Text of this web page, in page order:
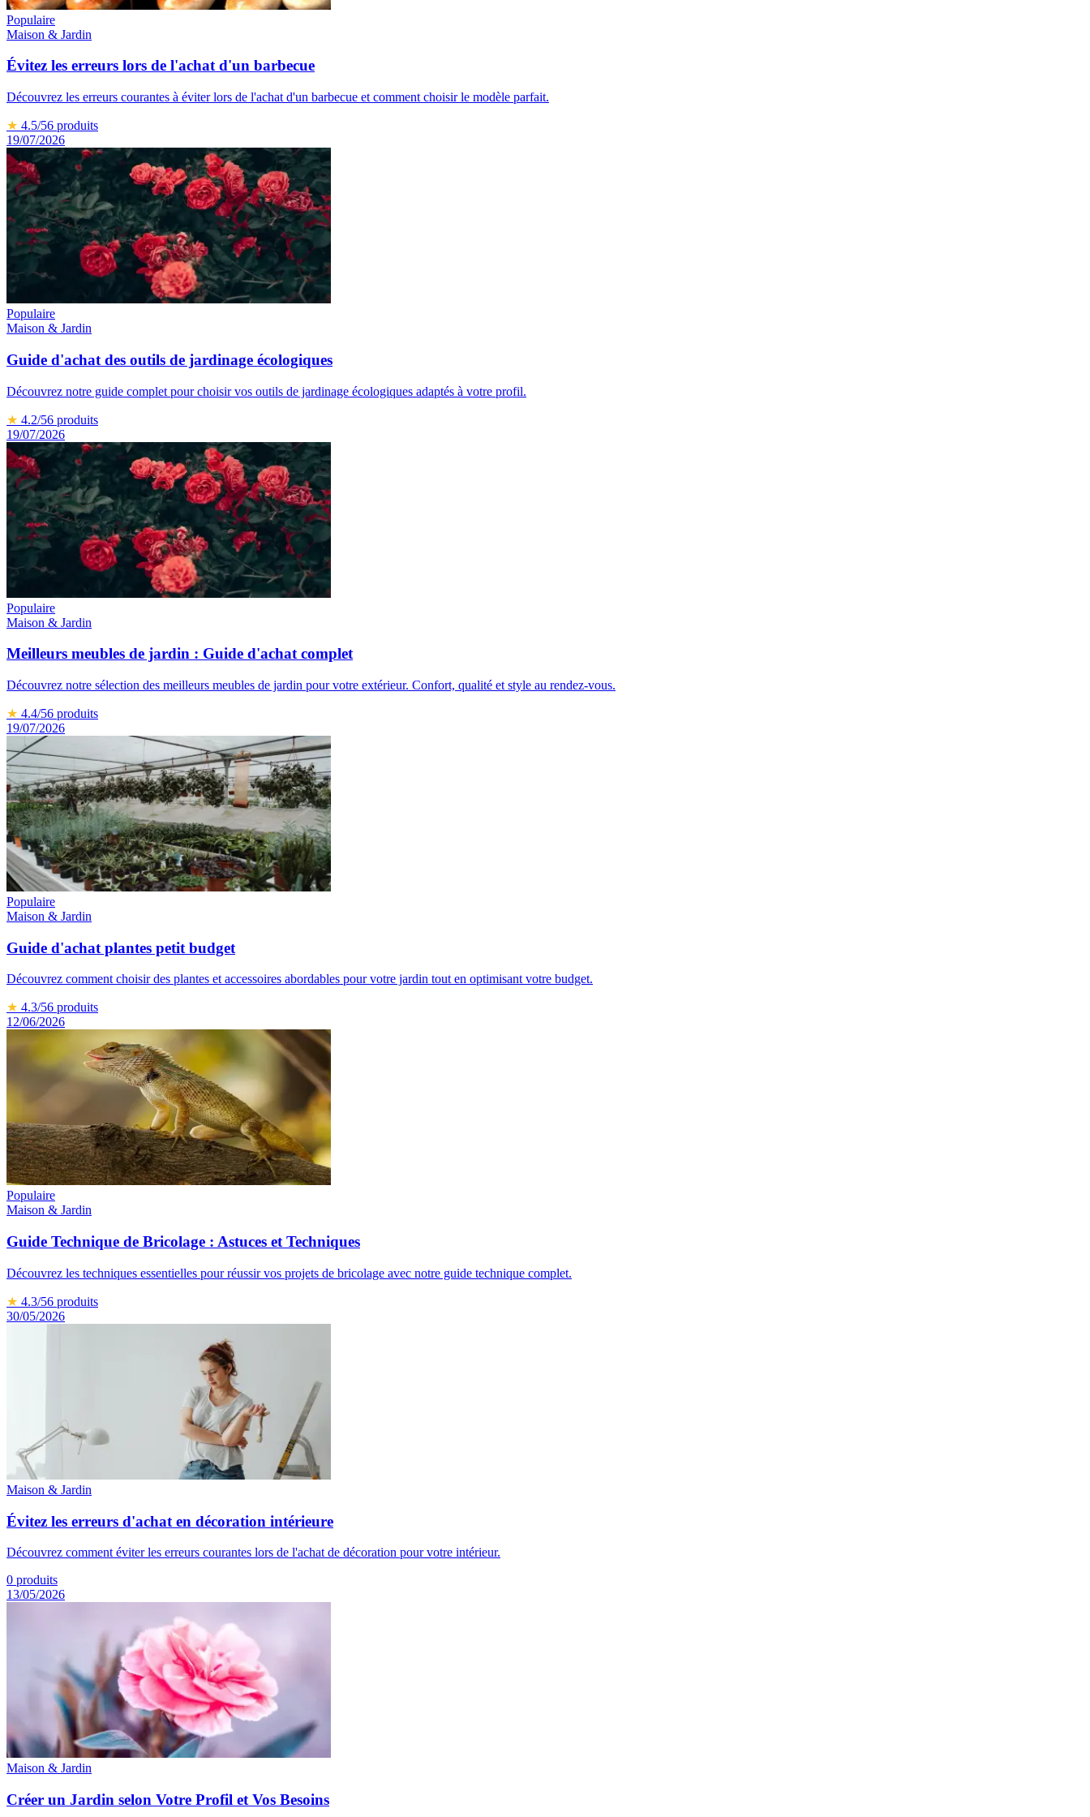
Populaire
Maison & Jardin
Évitez les erreurs lors de l'achat d'un barbecue
Découvrez les erreurs courantes à éviter lors de l'achat d'un barbecue et comment choisir le modèle parfait.
★ 4.5/56 produits
19/07/2026
Populaire
Maison & Jardin
Guide d'achat des outils de jardinage écologiques
Découvrez notre guide complet pour choisir vos outils de jardinage écologiques adaptés à votre profil.
★ 4.2/56 produits
19/07/2026
Populaire
Maison & Jardin
Meilleurs meubles de jardin : Guide d'achat complet
Découvrez notre sélection des meilleurs meubles de jardin pour votre extérieur. Confort, qualité et style au rendez-vous.
★ 4.4/56 produits
19/07/2026
Populaire
Maison & Jardin
Guide d'achat plantes petit budget
Découvrez comment choisir des plantes et accessoires abordables pour votre jardin tout en optimisant votre budget.
★ 4.3/56 produits
12/06/2026
Populaire
Maison & Jardin
Guide Technique de Bricolage : Astuces et Techniques
Découvrez les techniques essentielles pour réussir vos projets de bricolage avec notre guide technique complet.
★ 4.3/56 produits
30/05/2026
Maison & Jardin
Évitez les erreurs d'achat en décoration intérieure
Découvrez comment éviter les erreurs courantes lors de l'achat de décoration pour votre intérieur.
0 produits
13/05/2026
Maison & Jardin
Créer un Jardin selon Votre Profil et Vos Besoins